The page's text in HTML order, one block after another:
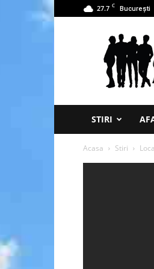
27.7 C București
Campus
Agronomie
STIRI
Acasa Stiri